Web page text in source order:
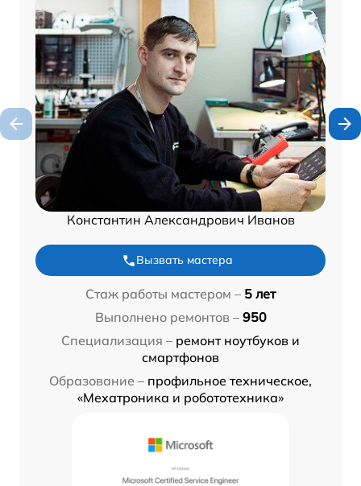
Константин Александрович Иванов
Вызвать мастера
Стаж работы мастером – 5 лет
Выполнено ремонтов – 950
Специализация – ремонт ноутбуков и
смартфонов
Образование – профильное техническое,
«Мехатроника и робототехника»